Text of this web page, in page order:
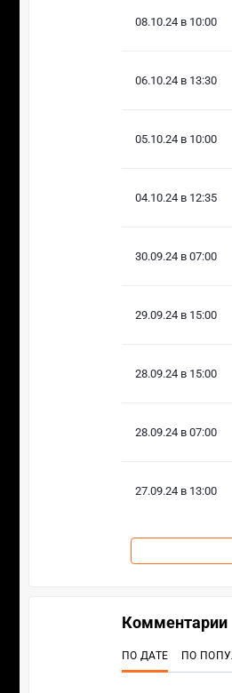
08.10.24 в 10:00
06.10.24 в 13:30
05.10.24 в 10:00
04.10.24 в 12:35
30.09.24 в 07:00
29.09.24 в 15:00
28.09.24 в 15:00
28.09.24 в 07:00
27.09.24 в 13:00
Комментарии
ПО ДАТЕ ПО